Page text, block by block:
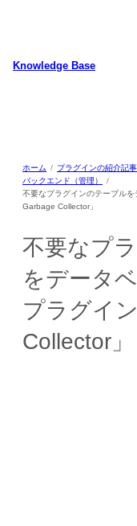
スKnowledge Base
ホーム プラグインの紹介記事
バックエンド（管理）
不要なプラグインのテーブル
Garbage Collector」
不要なプ
をデータ
プラグイ
Collector」